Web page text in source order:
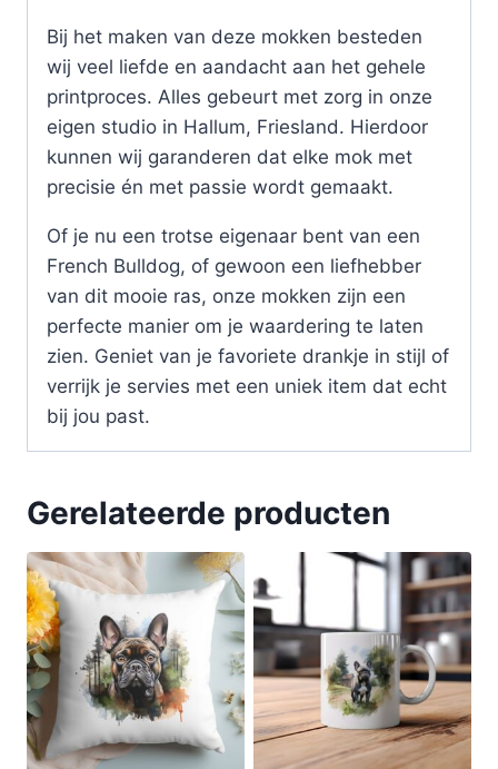
Bij het maken van deze mokken besteden
wij veel liefde en aandacht aan het gehele
printproces. Alles gebeurt met zorg in onze
eigen studio in Hallum, Friesland. Hierdoor
kunnen wij garanderen dat elke mok met
precisie én met passie wordt gemaakt.
Of je nu een trotse eigenaar bent van een
French Bulldog, of gewoon een liefhebber
van dit mooie ras, onze mokken zijn een
perfecte manier om je waardering te laten
zien. Geniet van je favoriete drankje in stijl of
verrijk je servies met een uniek item dat echt
bij jou past.
Gerelateerde producten